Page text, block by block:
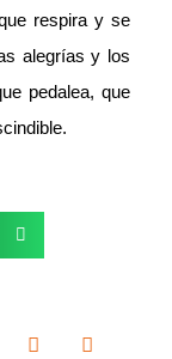
respira y se
alegrías y los
pedalea, que